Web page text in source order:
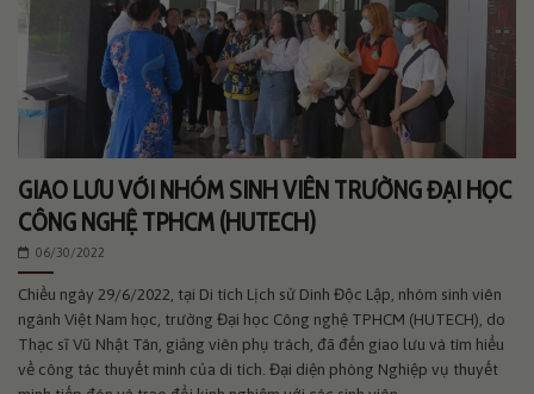
GIAO LƯU VỚI NHÓM SINH VIÊN TRƯỜNG ĐẠI HỌC
CÔNG NGHỆ TPHCM (HUTECH)
06/30/2022
Chiều ngày 29/6/2022, tại Di tích Lịch sử Dinh Độc Lập, nhóm sinh viên
ngành Việt Nam học, trường Đại học Công nghệ TPHCM (HUTECH), do
Thạc sĩ Vũ Nhật Tân, giảng viên phụ trách, đã đến giao lưu và tìm hiểu
về công tác thuyết minh của di tích. Đại diện phòng Nghiệp vụ thuyết